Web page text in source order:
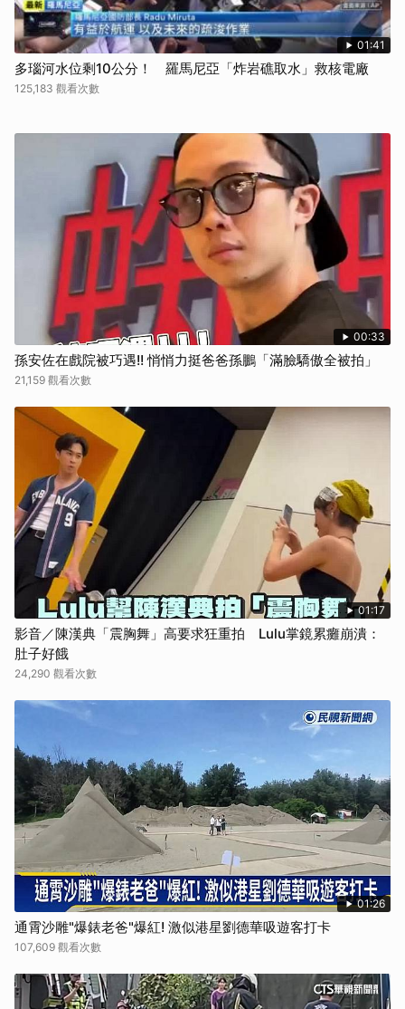
01:41
多瑙河水位剩10公分！ 羅馬尼亞「炸岩礁取水」救核電廠
125,183 觀看次數
00:33
孫安佐在戲院被巧遇!! 悄悄力挺爸爸孫鵬「滿臉驕傲全被拍」
21,159 觀看次數
01:17
影音／陳漢典「震胸舞」高要求狂重拍 Lulu掌鏡累癱崩潰：
肚子好餓
24,290 觀看次數
01:26
通霄沙雕"爆錶老爸"爆紅! 激似港星劉德華吸遊客打卡
107,609 觀看次數